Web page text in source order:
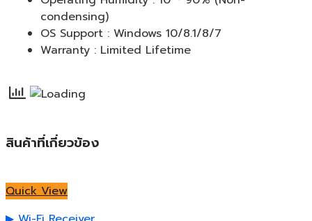
condensing)
OS Support : Windows 10/8.1/8/7
Warranty : Limited Lifetime
สินค้าที่เกี่ยวข้อง
Quick View